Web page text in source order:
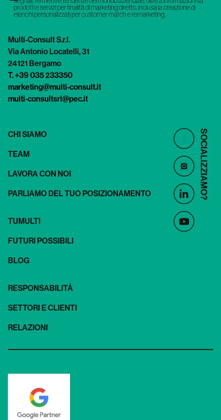
prodotti e servizi per finalità di marketing diretto, inclusa la creazione di
elenchi personalizzati per customer match e remarketing.
Multi-Consult S.r.l.
Via Antonio Locatelli, 31
24121 Bergamo
T. +39 035 233350
marketing@multi-consult.it
multi-consultsrl@pec.it
CHI SIAMO
TEAM
LAVORA CON NOI
PARLIAMO DEL TUO POSIZIONAMENTO
TUMULTI
FUTURI POSSIBILI
BLOG
RESPONSABILITÀ
SETTORI E CLIENTI
RELAZIONI
SOCIALIZZIAMO?